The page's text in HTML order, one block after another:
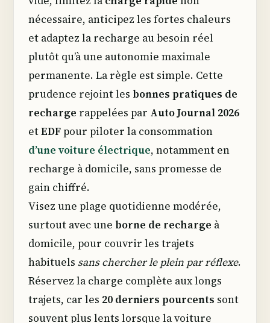
nécessaire, anticipez les fortes chaleurs
et adaptez la recharge au besoin réel
plutôt qu’à une autonomie maximale
permanente. La règle est simple. Cette
prudence rejoint les bonnes pratiques de
recharge rappelées par Auto Journal 2026
etEDFpour piloter la consommation
d’une voiture électrique, notamment en
recharge à domicile, sans promesse de
gain chiffré.
Visez une plage quotidienne modérée,
surtout avec une borne de recharge à
domicile, pour couvrir les trajets
habituels sans chercher le plein par réflexe.
Réservez la charge complète aux longs
trajets, car les 20 derniers pourcents sont
souvent plus lents lorsque la voiture